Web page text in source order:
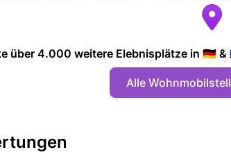
über 4.000 weitere Elebnisplätze in 🇩🇪 &
Alle